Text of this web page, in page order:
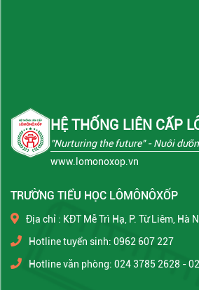
HỆ THỐNG LIÊN CẤP
"Nurturing the future"- Nuôi
www.lomonoxop.vn
TRƯỜNG TIỂU HỌC LÔMÔNÔXỐP
Địa chỉ : KĐT Mễ Trì Hạ, P. Từ Liêm, Hà
Hotline tuyển sinh: 0962 607 227
Hotline văn phòng: 024 3785 2628 -